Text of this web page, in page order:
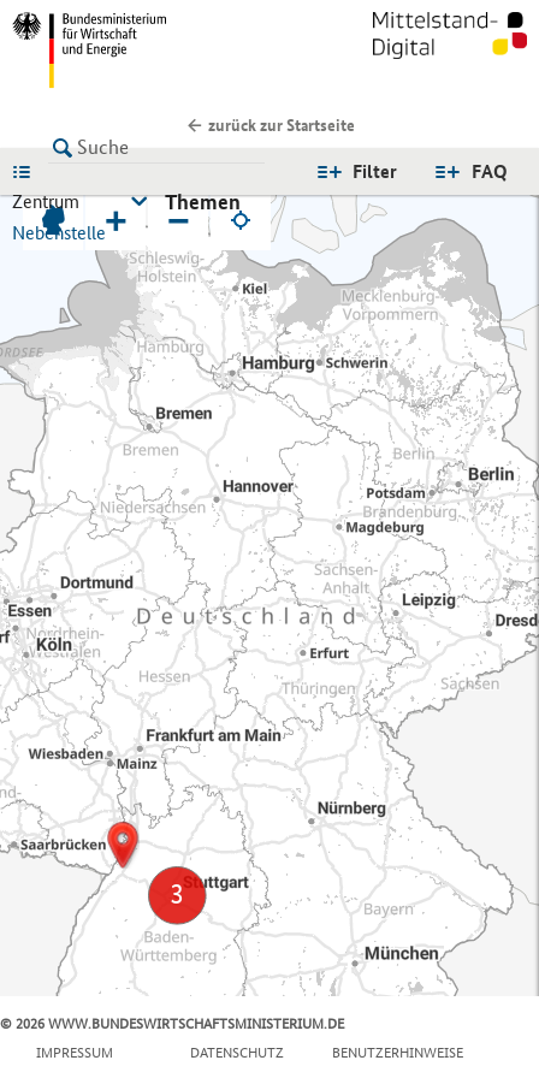
zurück zur Startseite
FAQ
Filter
Zentrum
Nebenstelle
Themen
+ −
© 2026 WWW.BUNDESWIRTSCHAFTSMINISTERIUM.DE
IMPRESSUM
DATENSCHUTZ BENUTZERHINWEISE